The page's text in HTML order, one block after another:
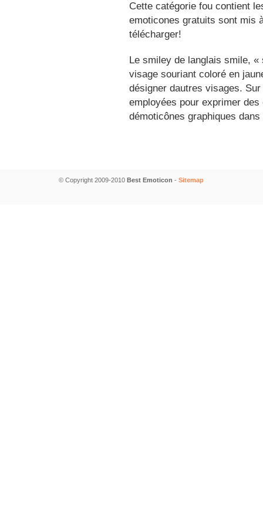
Cette catégorie fou contient
emoticones gratuits sont mis
télécharger!
Le smiley de langlais smile,
visage souriant coloré en
désigner dautres visages.
employées pour exprimer
démoticônes graphiques
© Copyright 2009-2010 Best Emoticon - Sitemap